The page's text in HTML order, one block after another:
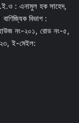
: এনামুল হক সাহেদ,
বিভাগ :
নং-২০১, রোড নং-৫,
ই-মেইল: